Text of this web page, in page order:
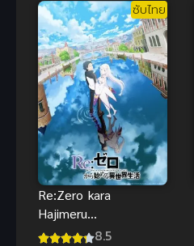
ซับไทย
Re:Zero kara
Hajimeru
Isekai
8.5